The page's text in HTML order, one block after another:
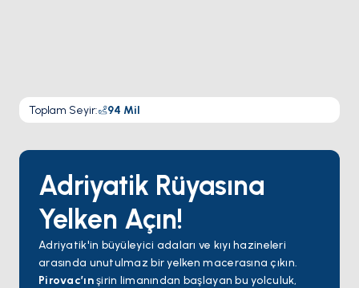
Toplam Seyir: 94 Mil
Adriyatik Rüyasına
Yelken Açın!
Adriyatik'in büyüleyici adaları ve kıyı hazineleri
arasında unutulmaz bir yelken macerasına çıkın.
Pirovac’ınşirin limanından başlayan bu yolculuk,